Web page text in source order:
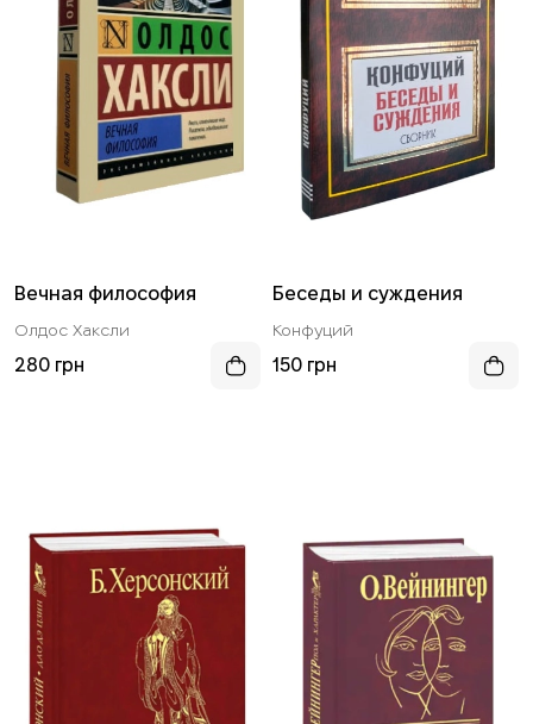
Вечная философия
Олдос Хаксли
280 грн
Беседы и суждения
Конфуций
150 грн